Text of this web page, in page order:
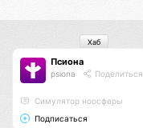
Псиона
psiona Поделиться
Cимулятор ноосферы
Подписаться
Хаб